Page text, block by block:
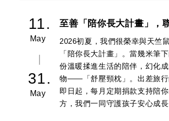
11.
May
31.
May
至善「陪你長大計畫」，
2026初夏，我們很榮幸與天竺
「陪你長大計畫」。當幾米筆
份溫暖揉進生活的陪伴，幻化
物——「舒壓頸枕」。出差旅行
即日起，每月定期捐款支持陪
方，我們一同守護孩子安心成長